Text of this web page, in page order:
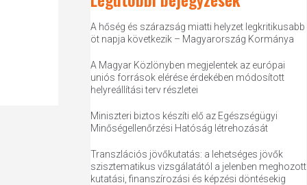
A hőség és szárazság miatti helyzet legkritikusabb
öt napja következik – Magyarország Kormánya
A Magyar Közlönyben megjelentek az európai
uniós források elérése érdekében módosított
helyreállítási terv részletei
Miniszteri biztos készíti elő az Egészségügyi
Minőségellenőrzési Hatóság létrehozását
Transzlációs jövőkutatás: a lehetséges jövők
szisztematikus vizsgálatától a jelenben meghozott
kutatási, finanszírozási és képzési döntésekig